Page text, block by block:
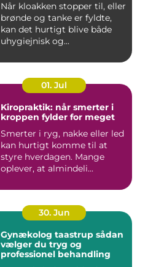
Når kloakken stopper til, eller
brønde og tanke er fyldte,
kan det hurtigt blive både
uhygiejnisk og...
01. Jul
Kiropraktik: når smerter i
kroppen fylder for meget
Smerter i ryg, nakke eller led
kan hurtigt komme til at
styre hverdagen. Mange
oplever, at almindeli...
30. Jun
Gynækolog taastrup sådan
vælger du tryg og
professionel behandling